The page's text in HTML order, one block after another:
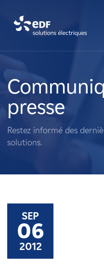
A propos de nous
Ce que nous faisons
Propriétaires fonciers
Carrières
Nouvelles
presse
Restez informé des
solutions.
SEP
06
2012